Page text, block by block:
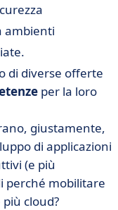
ambienti
di diverse offerte
per la loro
giustamente,
di applicazioni
(e più
perché mobilitare
cloud?